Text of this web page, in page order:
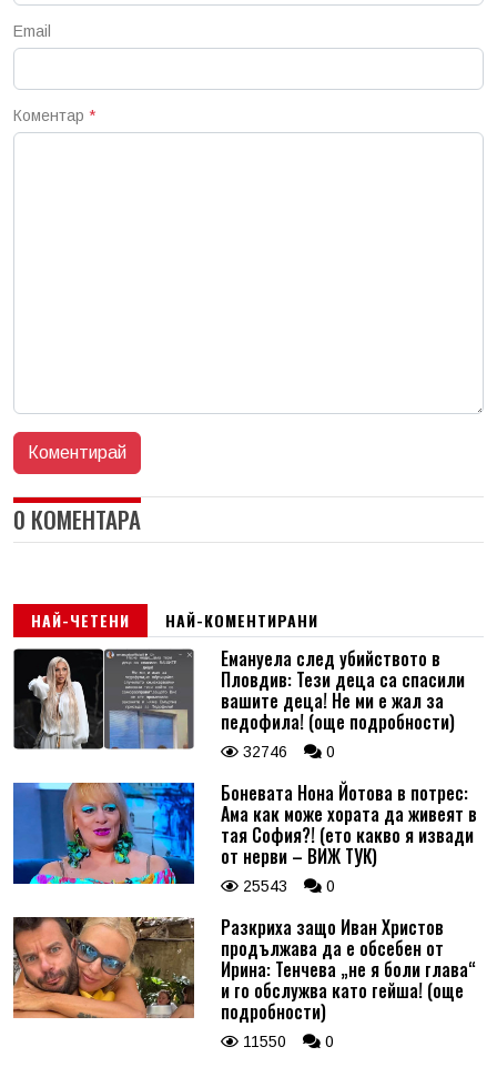
Email
Коментар *
0 КОМЕНТАРА
НАЙ-ЧЕТЕНИ НАЙ-КОМЕНТИРАНИ
Емануела след убийството в
Пловдив: Тези деца са спасили
вашите деца! Не ми е жал за
педофила! (още подробности)
32746 0
Боневата Нона Йотова в потрес:
Ама как може хората да живеят в
тая София?! (ето какво я извади
от нерви – ВИЖ ТУК)
25543 0
Разкриха защо Иван Христов
продължава да е обсебен от
Ирина: Тенчева „не я боли глава“
и го обслужва като гейша! (още
подробности)
11550 0